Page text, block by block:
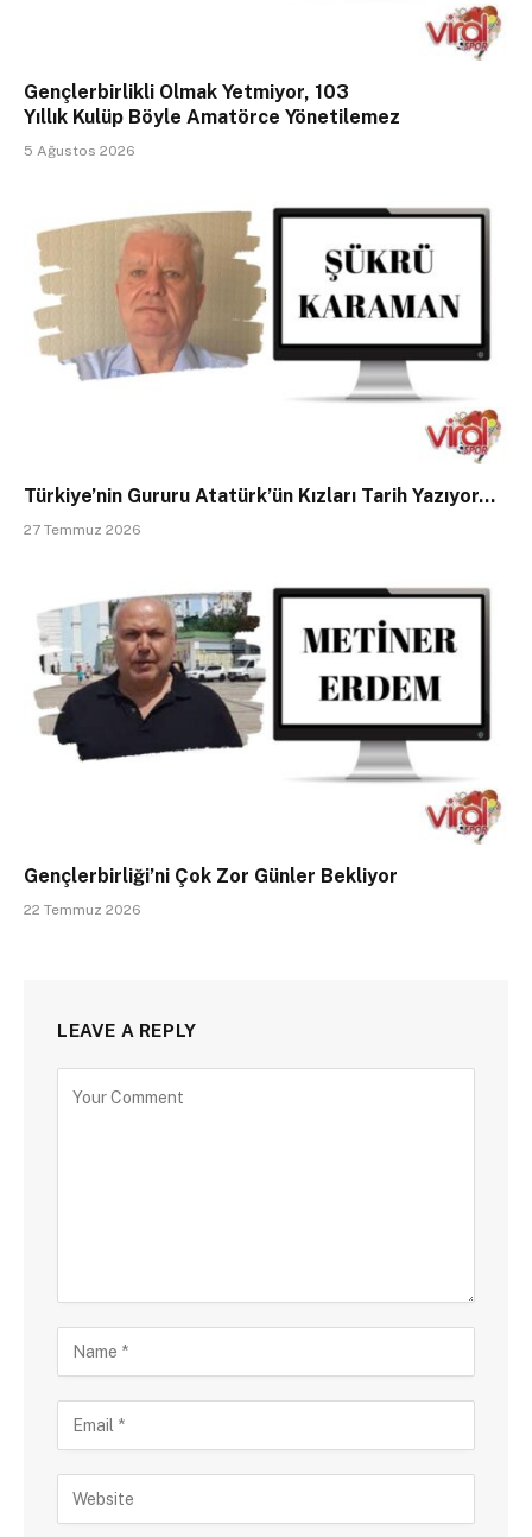
Gençlerbirlikli Olmak Yetmiyor, 103
Yıllık Kulüp Böyle Amatörce Yönetilemez
5 Ağustos 2026
Türkiye’nin Gururu Atatürk’ün Kızları Tarih Yazıyor…
27 Temmuz 2026
Gençlerbirliği’ni Çok Zor Günler Bekliyor
22 Temmuz 2026
LEAVE A REPLY